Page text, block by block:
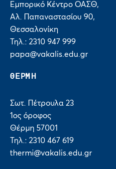
Εμπορικό Κέντρο ΟΑΣΘ,
Αλ. Παπαναστασίου 90,
Θεσσαλονίκη
Τηλ.: 2310 947 999
papa@vakalis.edu.gr
ΘΕΡΜΗ
Σωτ. Πέτρουλα 23
1ος όροφος
Θέρμη 57001
Τηλ.: 2310 467 619
thermi@vakalis.edu.gr